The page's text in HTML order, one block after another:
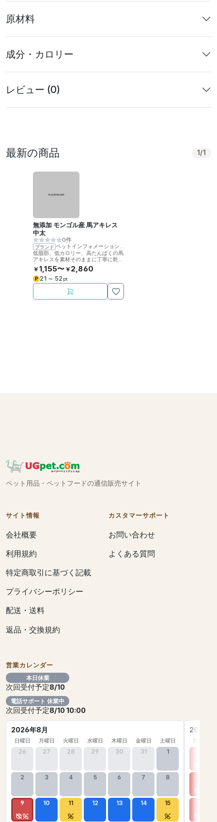
原材料
成分・カロリー
レビュー (0)
最新の商品 1 /1
無添加 モンゴル産 馬アキレス
中太
0件
ブランド
ペットインフォメーションラック
低脂肪、低カロリー、高たんぱくの馬
アキレスを素材そのままに丁寧に乾燥
させました。噛むことで歯の健康をサ
ポート。
￥ 1,155〜 ￥ 2,860
P 21 〜 52 pt
ペット用品・ペットフードの通信販売サイト
サイト情報
会社概要
利用規約
特定商取引に基づく記載
プライバシーポリシー
配送・送料
返品・交換規約
カスタマーサポート
お問い合わせ
よくある質問
営業カレンダー
本日休業
次回受付予定8/10
電話サポート 休業中
次回受付予定8/10 10:00
2026年8月
日曜日 月曜日 火曜日 水曜日 木曜日 金曜日 土曜日
26 27 28 29 30 31 1
2 3 4 5 6 7 8
9 10 11 12 13 14 15
2026年
日曜日